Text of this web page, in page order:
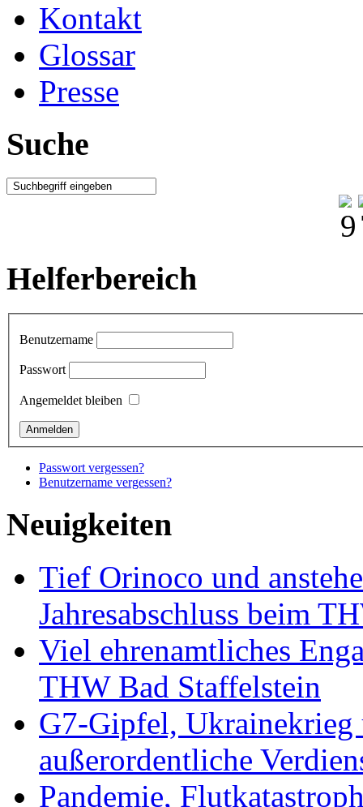
Kontakt
Glossar
Presse
Suche
Helferbereich
Benutzername
Passwort
Angemeldet bleiben
Passwort vergessen?
Benutzername vergessen?
Neuigkeiten
Tief Orinoco und
Jahresabschluss beim
Viel ehrenamtliches
THW Bad Staffelstein
G7-Gipfel, Ukrainekrieg
außerordentliche
Pandemie,